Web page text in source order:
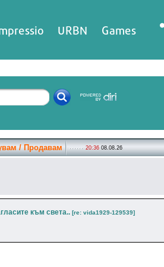
URBN Games
/ Продавам 20:36 08.08.26
към света.. [re: vida1929-129539]